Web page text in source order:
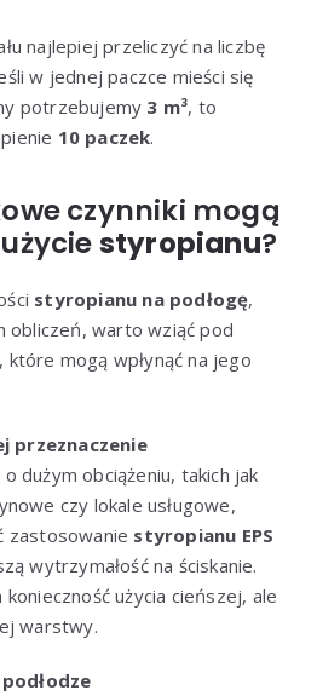
najlepiej przeliczyć na liczbę
w jednej paczce mieści się
potrzebujemy 3 m³, to
10 paczek.
czynniki mogą
styropianu?
styropianu na podłogę,
obliczeń, warto wziąć pod
które mogą wpłynąć na jego
przeznaczenie
dużym obciążeniu, takich jak
czy lokale usługowe,
zastosowanie styropianu EPS
wytrzymałość na ściskanie.
konieczność użycia cieńszej, ale
warstwy.